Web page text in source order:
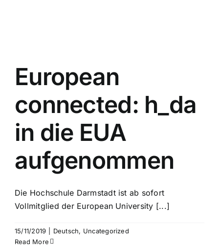
European
connected: h_da
in die EUA
aufgenommen
Die Hochschule Darmstadt ist ab sofort
Vollmitglied der European University [...]
15/11/2019 Deutsch, Uncategorized
Read More